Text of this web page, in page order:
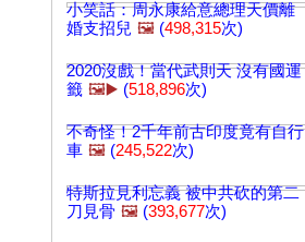
小笑話：周永康給意總理天價離
婚支招兒 🖼️ (498,315次)
2020沒戲！當代武則天 沒有國運
籤 🖼️▶️ (518,896次)
不奇怪！2千年前古印度竟有自行
車 🖼️ (245,522次)
特斯拉見利忘義 被中共砍的第二
刀見骨 🖼️ (393,677次)